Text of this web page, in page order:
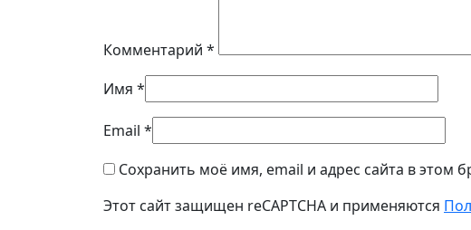
Комментарий *
Имя *
Email *
Сохранить моё имя, email и адрес сайта в этом
Этот сайт защищен reCAPTCHA и применяются